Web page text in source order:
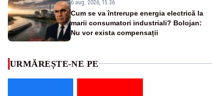
6 aug. 2026, 15:36
Cum se va întrerupe energia electrică la
marii consumatori industriali? Bolojan:
Nu vor exista compensații
URMĂREȘTE-NE PE